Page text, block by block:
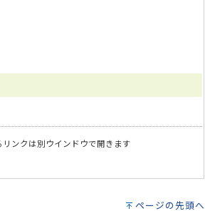
ンクは別ウインドウで開きます
ページの先頭へ